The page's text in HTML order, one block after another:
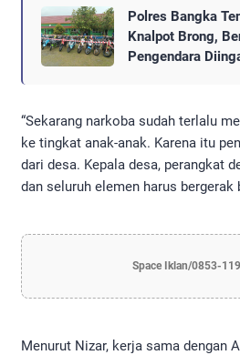
Polres Bangka
Knalpot Brong,
Pengendara
“Sekarang narkoba sudah terlalu
ke tingkat anak-anak. Karena itu
dari desa. Kepala desa, perangkat
dan seluruh elemen harus bergerak
Space Iklan/0853-
Menurut Nizar, kerja sama dengan